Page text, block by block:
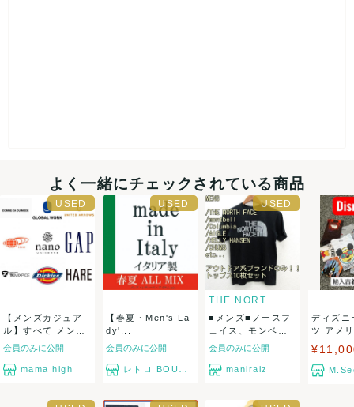
よく一緒にチェックされている商品
【メンズカジュア
ル】すべて メンズ
カジュアル セ...
会員のみに公開
mama high
【春夏・Men's La
dy'...
会員のみに公開
レトロ BOUTIQUE
THE NORTH FACE
■メンズ■ノースフ
ェイス、モンベル
などアウトドア
系...
会員のみに公開
maniraiz
ディズニ
ツ アメ